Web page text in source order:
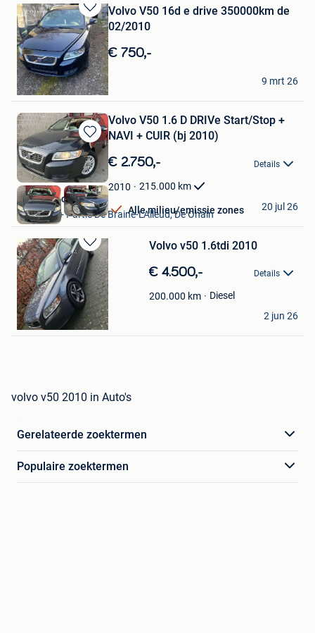
Bewaren
in
Mijn
Favorieten
Volvo V50 16d e drive 350000km de
02/2010
€ 750,-
patsab
Fontaine-L'Eveque
9 mrt 26
Bewaren
in
Mijn
Favorieten
Volvo V50 1.6 D DRIVe Start/Stop +
NAVI + CUIR (bj 2010)
€ 2.750,- Details
2010 215.000 km
Alle milieu/emissie zones
Class Motors
Waterloo + Partie De Braine-L'Alleud, De Ohain
20 jul 26
Bewaren
in
Mijn
Favorieten
Volvo v50 1.6tdi 2010
€ 4.500,- Details
200.000 km
Diesel
Niels VDE
Brecht
2 jun 26
volvo v50 2010 in Auto's
Gerelateerde zoektermen
Populaire zoektermen